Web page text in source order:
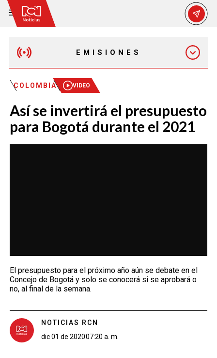
EMISIONES
EMISIÓN 12:30 PM
EMISIÓN 7:00 PM
COLOMBIA VIDEO
Así se invertirá el presupuesto
para Bogotá durante el 2021
El presupuesto para el próximo año aún se debate en el
Concejo de Bogotá y solo se conocerá si se aprobará o
no, al final de la semana.
NOTICIAS RCN
dic 01 de 202007:20 a. m.